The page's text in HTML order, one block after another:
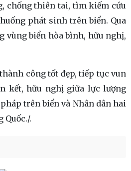
chống thiên tai, tìm kiếm cứu
phát sinh trên biển. Qua
vùng biển hòa bình, hữu nghị,
công tốt đẹp, tiếp tục vun
kết, hữu nghị giữa lực lượng
trên biển và Nhân dân hai
Quốc./.